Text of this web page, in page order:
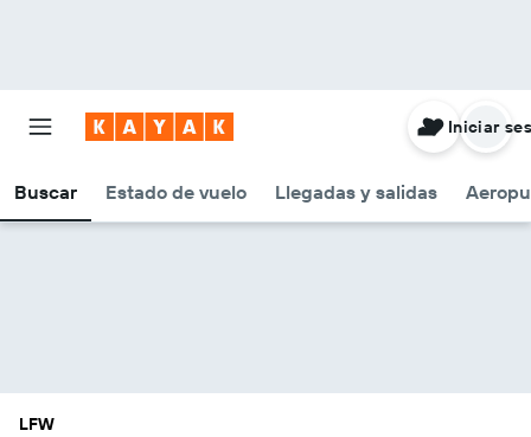
Buscar Estado de vuelo Llegadas y salidas
Iniciar
LFW